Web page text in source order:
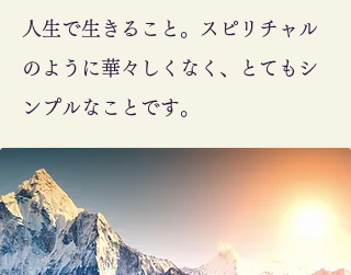
人生で生きること。スピリチャル
のように華々しくなく、とてもシ
ンプルなことです。